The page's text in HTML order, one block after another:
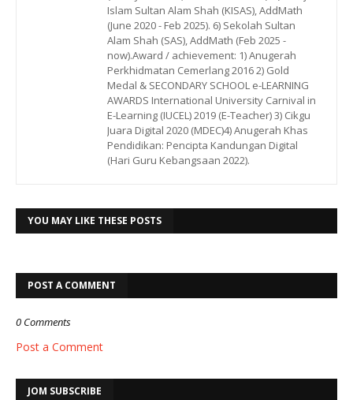
Islam Sultan Alam Shah (KISAS), AddMath
(June 2020 - Feb 2025). 6) Sekolah Sultan
Alam Shah (SAS), AddMath (Feb 2025 -
now).Award / achievement: 1) Anugerah
Perkhidmatan Cemerlang 2016 2) Gold
Medal & SECONDARY SCHOOL e-LEARNING
AWARDS International University Carnival in
E-Learning (IUCEL) 2019 (E-Teacher) 3) Cikgu
Juara Digital 2020 (MDEC)4) Anugerah Khas
Pendidikan: Pencipta Kandungan Digital
(Hari Guru Kebangsaan 2022).
YOU MAY LIKE THESE POSTS
POST A COMMENT
0 Comments
Post a Comment
JOM SUBSCRIBE